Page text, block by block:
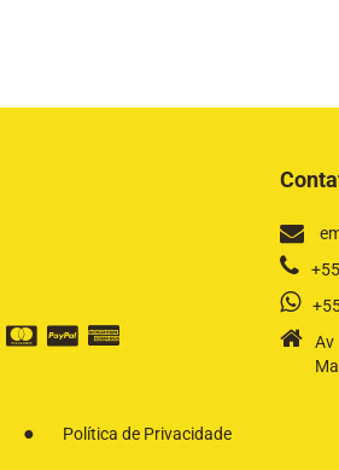
Av
Política de Privacidade